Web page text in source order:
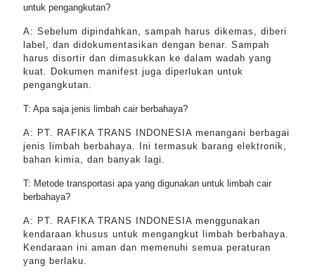
untuk pengangkutan?
A: Sebelum dipindahkan, sampah harus dikemas, diberi
label, dan didokumentasikan dengan benar. Sampah
harus disortir dan dimasukkan ke dalam wadah yang
kuat. Dokumen manifest juga diperlukan untuk
pengangkutan.
T: Apa saja jenis limbah cair berbahaya?
A: PT. RAFIKA TRANS INDONESIA menangani berbagai
jenis limbah berbahaya. Ini termasuk barang elektronik,
bahan kimia, dan banyak lagi.
T: Metode transportasi apa yang digunakan untuk limbah cair
berbahaya?
A: PT. RAFIKA TRANS INDONESIA menggunakan
kendaraan khusus untuk mengangkut limbah berbahaya.
Kendaraan ini aman dan memenuhi semua peraturan
yang berlaku.